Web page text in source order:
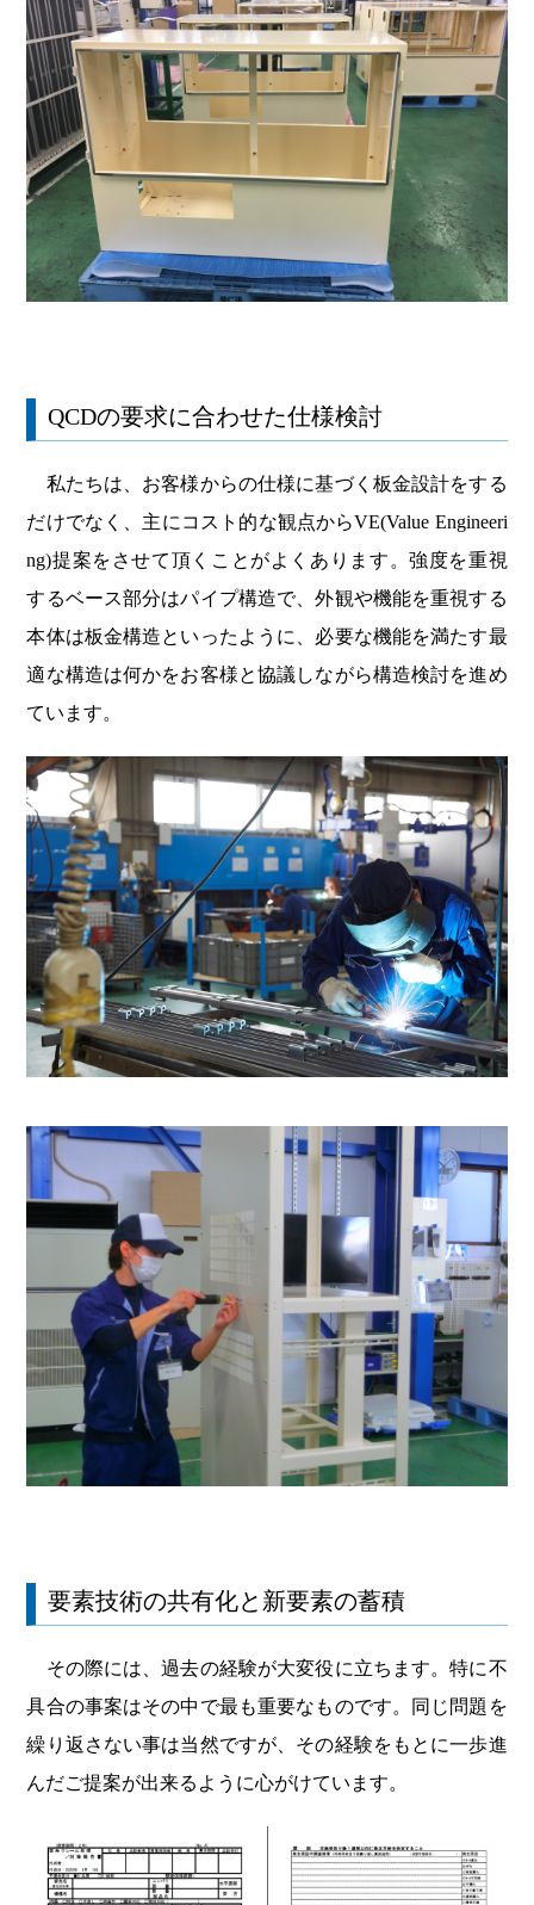
QCDの要求に合わせた仕様検討
私たちは、お客様からの仕様に基づく板金設計をする
だけでなく、主にコスト的な観点からVE(Value Engineeri
ng)提案をさせて頂くことがよくあります。強度を重視
するベース部分はパイプ構造で、外観や機能を重視する
本体は板金構造といったように、必要な機能を満たす最
適な構造は何かをお客様と協議しながら構造検討を進め
ています。
要素技術の共有化と新要素の蓄積
その際には、過去の経験が大変役に立ちます。特に不
具合の事案はその中で最も重要なものです。同じ問題を
繰り返さない事は当然ですが、その経験をもとに一歩進
んだご提案が出来るように心がけています。